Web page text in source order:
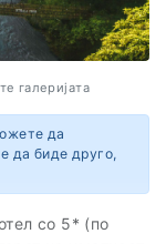
галеријата
да
да биде друго,
со 5* (по